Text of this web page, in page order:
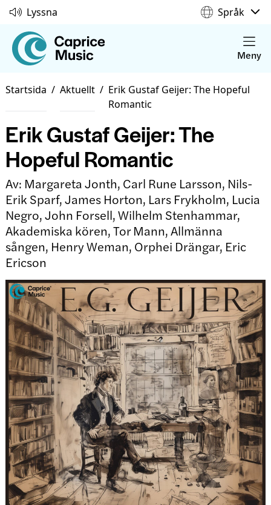
Lyssna Språk
Meny
Startsida / Aktuellt / Erik Gustaf Geijer: The Hopeful
Romantic
Erik Gustaf Geijer: The
Hopeful Romantic
Av: Margareta Jonth, Carl Rune Larsson, Nils-
Erik Sparf, James Horton, Lars Frykholm, Lucia
Negro, John Forsell, Wilhelm Stenhammar,
Akademiska kören, Tor Mann, Allmänna
sången, Henry Weman, Orphei Drängar, Eric
Ericson